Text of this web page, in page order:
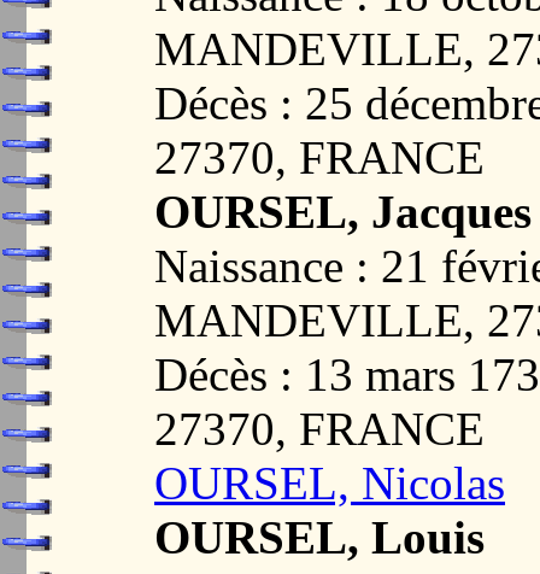
MANDEVILLE,
Décès : 25
27370, FRANCE
OURSEL, Jacques
Naissance : 21
MANDEVILLE,
Décès : 13 mars
27370, FRANCE
OURSEL, Nicolas
OURSEL, Louis